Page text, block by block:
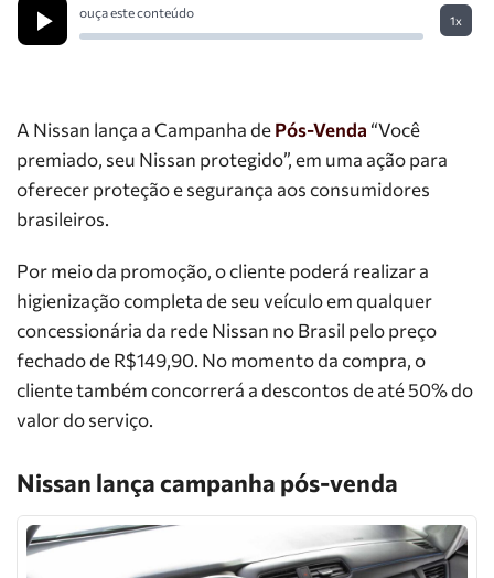
ouça este conteúdo
1x
A Nissan lança a Campanha dePós-Venda “Você
premiado, seu Nissan protegido”, em uma ação para
oferecer proteção e segurança aos consumidores
brasileiros.
Por meio da promoção, o cliente poderá realizar a
higienização completa de seu veículo em qualquer
concessionária da rede Nissan no Brasil pelo preço
fechado de R$149,90. No momento da compra, o
cliente também concorrerá a descontos de até 50% do
valor do serviço.
Nissan lança campanha pós-venda